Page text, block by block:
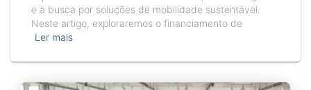
e a busca por soluções de mobilidade sustentável.
Neste artigo, exploraremos o financiamento de
Ler mais